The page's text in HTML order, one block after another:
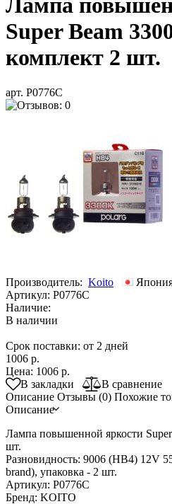
Лампа
Super Beam
комплект 2 шт.
арт. P0776C
Производитель: Koito
Артикул: P0776C
Наличие:
В наличии
Срок поставки: от 2 дней
1006 р.
Цена: 1006 р.
В закладки
В сравнение
Описание Отзывы (0) Похожие
Описание
Лампа повышенной яркости
шт.
Разновидность: 9006 (HB4) 12V
brand), упаковка - 2 шт.
Артикул: P0776C
Бренд: KOITO